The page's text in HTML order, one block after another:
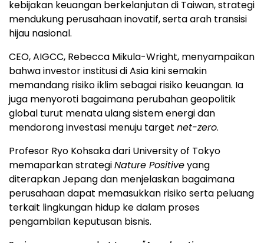
kebijakan keuangan berkelanjutan di Taiwan, strategi
mendukung perusahaan inovatif, serta arah transisi
hijau nasional.
CEO, AIGCC, Rebecca Mikula-Wright, menyampaikan
bahwa investor institusi di Asia kini semakin
memandang risiko iklim sebagai risiko keuangan. Ia
juga menyoroti bagaimana perubahan geopolitik
global turut menata ulang sistem energi dan
mendorong investasi menuju target net-zero.
Profesor Ryo Kohsaka dari University of Tokyo
memaparkan strategiNature Positiveyang
diterapkan Jepang dan menjelaskan bagaimana
perusahaan dapat memasukkan risiko serta peluang
terkait lingkungan hidup ke dalam proses
pengambilan keputusan bisnis.